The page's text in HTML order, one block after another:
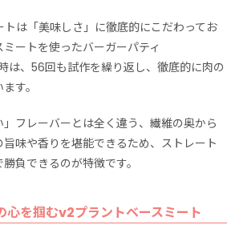
は「美味しさ」に徹底的にこだわってお
ートを使ったバーガーパティ
は、56回も試作を繰り返し、徹底的に肉の
す。
フレーバーとは全く違う、繊維の奥から
味や香りを堪能できるため、ストレート
負できるのが特徴です。
心を掴むv2プラントベースミート